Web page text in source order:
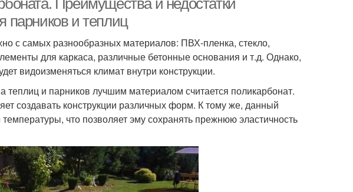
Преимущества и недостатки
парников и теплиц
с самых разнообразных материалов: ПВХ-пленка, стекло,
для каркаса, различные бетонные основания и т.д. Однако,
видоизменяться климат внутри конструкции.
теплиц и парников лучшим материалом считается поликарбонат.
создавать конструкции различных форм. К тому же, данный
что позволяет эму сохранять прежнюю эластичность